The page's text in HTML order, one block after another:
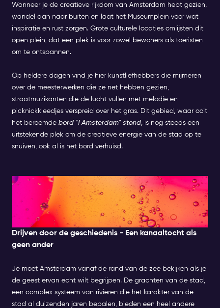
Wanneer je de creatieve rijkdom van Amsterdam hebt gezien,
wandel dan naar buiten en laat het Museumplein voor wat
inspiratie en rust zorgen. Grote culturele locaties omlijsten dit
open plein, dat een plek is voor zowel bewoners als toeristen
om te ontspannen.
Op heldere dagen vind je hier kunstliefhebbers die mijmeren
over de meesterwerken die ze net hebben gezien,
straatmuzikanten die de lucht vullen met melodie en
picknickkleedjes verspreid over het gras. Dit gebied, waar ooit
het beroemde bord "I Amsterdam" stond, is nog steeds een
uitstekende plek om de creatieve energie van de stad op te
snuiven, ook al is het bord verhuisd.
Namiddag: Rondvaart door
de grachten & verborgen
juweeltjes
Drijven door de geschiedenis - Een kanaaltocht als
geen ander
Je moet Amsterdam vanaf de rand van de zee bekijken als je
de geest ervan echt wilt begrijpen. De grachten van de stad,
een complex systeem van rivieren die het karakter van de
stad al duizenden jaren bepalen, bieden een heel andere